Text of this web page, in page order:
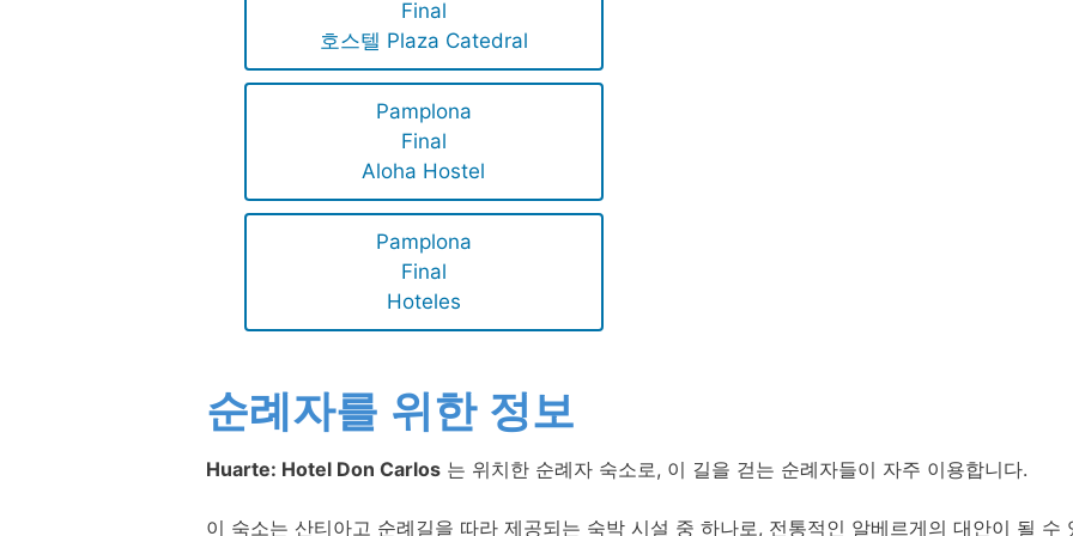
Final
호스텔 Plaza Catedral
Pamplona
Final
Aloha Hostel
Pamplona
Final
Hoteles
순례자를 위한 정보
Huarte: Hotel Don Carlos 는 위치한 순례자 숙소로, 이 길을 걷는 순례자들이 자주 이용합니다.
이 숙소는 산티아고 순례길을 따라 제공되는 숙박 시설 중 하나로, 전통적인 알베르게의 대안이 될 수